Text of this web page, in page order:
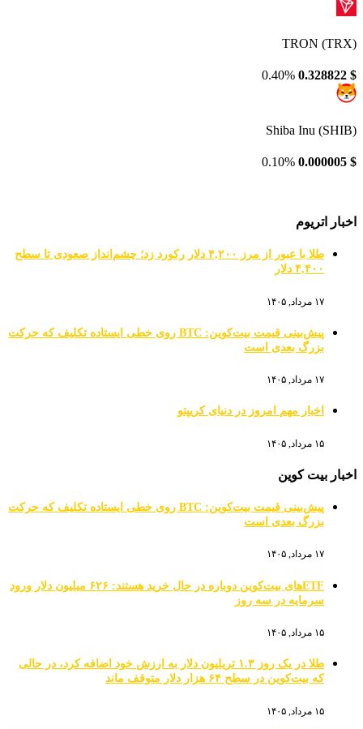
TRON (TRX)
$
0.328822
0.40%
Shiba Inu (SHIB)
$
0.000005
0.10%
اخبار اتریوم
طلا با عبور از مرز ۴,۲۰۰ دلار رکورد زد؛ چشم‌انداز صعودی تا سطح
۴,۴۰۰ دلار
۱۷ مرداد, ۱۴۰۵
پیش‌بینی قیمت بیت‌کوین: BTC روی خطی ایستاده تکلیف که حرکت
بزرگ بعدی است
۱۷ مرداد, ۱۴۰۵
اخبار مهم امروز در دنیای کریپتو
۱۵ مرداد, ۱۴۰۵
اخبار بیت کوین
پیش‌بینی قیمت بیت‌کوین: BTC روی خطی ایستاده تکلیف که حرکت
بزرگ بعدی است
۱۷ مرداد, ۱۴۰۵
ETFهای بیت‌کوین دوباره در حال خرید هستند: ۶۲۶ میلیون دلار ورود
سرمایه در سه روز
۱۵ مرداد, ۱۴۰۵
طلا در یک روز ۱.۳ تریلیون دلار به ارزش خود اضافه کرد، در حالی
که بیت‌کوین در سطح ۶۴ هزار دلار متوقف ماند
۱۵ مرداد, ۱۴۰۵